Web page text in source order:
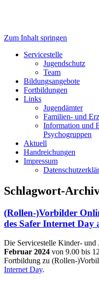
Servicestelle
Jugendschutz
Zum Inhalt springen
Servicestelle
Jugendschutz
Team
Bildungsangebote
Fortbildungen
Links
Jugendämter
Familien- und
Information und
Psychogruppen
Aktuell
Handreichungen
Impressum
Schlagwort-
(Rollen-)Vorbilder
des Safer Internet Day
Die Servicestelle Kinder- und
Februar 2024 von 9.00 bis
Fortbildung zu (Rollen-
Internet Day.